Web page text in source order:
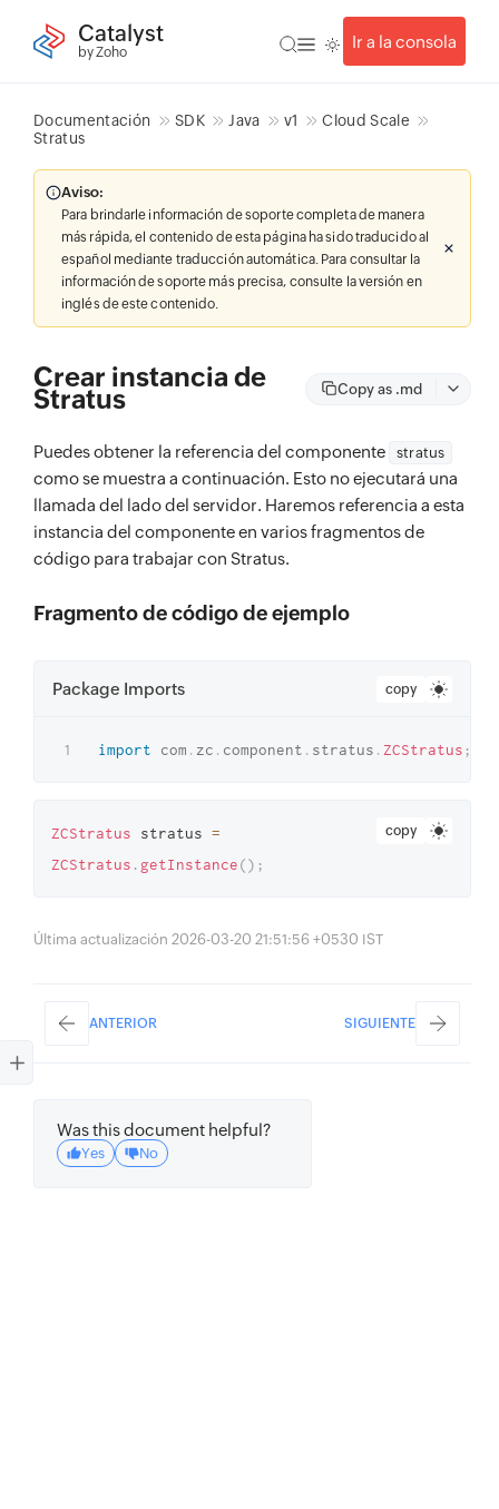
Catalyst
by Zoho
Ir a la consola
Documentación SDK Java v1
Cloud Scale
Stratus
Aviso:
Para brindarle información de soporte completa de manera
más rápida, el contenido de esta página ha sido traducido al
español mediante traducción automática. Para consultar la
información de soporte más precisa, consulte la versión en
inglés de este contenido.
Crear instancia de
Stratus Copy as .md
Puedes obtener la referencia del componente stratus
como se muestra a continuación. Esto no ejecutará una
llamada del lado del servidor. Haremos referencia a esta
instancia del componente en varios fragmentos de
código para trabajar con Stratus.
Fragmento de código de ejemplo
Package Imports copy
import com . zc . component . stratus . ZCStratus ;
copy
ZCStratus stratus =
ZCStratus . getInstance() ;
Última actualización 2026-03-20 21:51:56 +0530 IST
ANTERIOR SIGUIENTE
Was this document helpful?
Yes No